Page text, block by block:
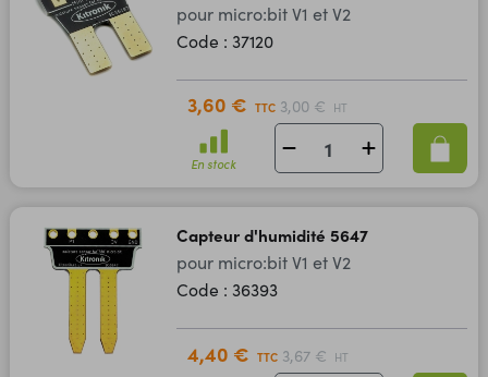
pour micro:bit V1 et V2
Code : 37120
3,60 € TTC 3,00 € HT
En stock
Capteur d'humidité 5647
pour micro:bit V1 et V2
Code : 36393
4,40 € TTC 3,67 € HT